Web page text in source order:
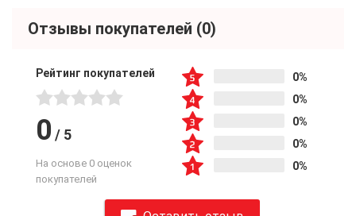
Отзывы покупателей (0)
Рейтинг покупателей
0 / 5
На основе 0 оценок
покупателей
0%
0%
0%
0%
0%